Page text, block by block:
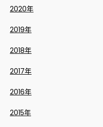
2020年
2019年
2018年
2017年
2016年
2015年